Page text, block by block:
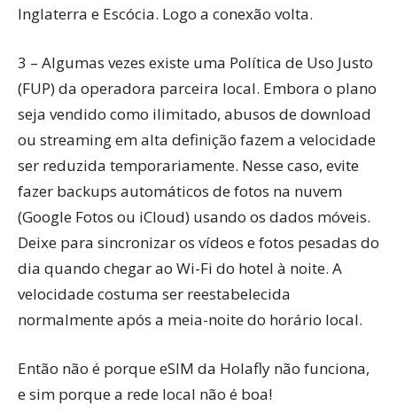
Inglaterra e Escócia. Logo a conexão volta.
3 – Algumas vezes existe uma Política de Uso Justo
(FUP) da operadora parceira local. Embora o plano
seja vendido como ilimitado, abusos de download
ou streaming em alta definição fazem a velocidade
ser reduzida temporariamente. Nesse caso, evite
fazer backups automáticos de fotos na nuvem
(Google Fotos ou iCloud) usando os dados móveis.
Deixe para sincronizar os vídeos e fotos pesadas do
dia quando chegar ao Wi-Fi do hotel à noite. A
velocidade costuma ser reestabelecida
normalmente após a meia-noite do horário local.
Então não é porque eSIM da Holafly não funciona,
e sim porque a rede local não é boa!